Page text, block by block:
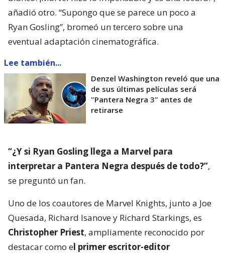
añadió otro. “Supongo que se parece un poco a
Ryan Gosling”, bromeó un tercero sobre una
eventual adaptación cinematográfica.
Lee también...
Denzel Washington reveló que una
de sus últimas películas será
"Pantera Negra 3" antes de
retirarse
“¿Y si Ryan Gosling llega a Marvel para
interpretar a Pantera Negra después de todo?”,
se preguntó un fan.
Uno de los coautores de Marvel Knights, junto a Joe
Quesada, Richard Isanove y Richard Starkings, es
Christopher Priest, ampliamente reconocido por
destacar como el primer escritor-editor